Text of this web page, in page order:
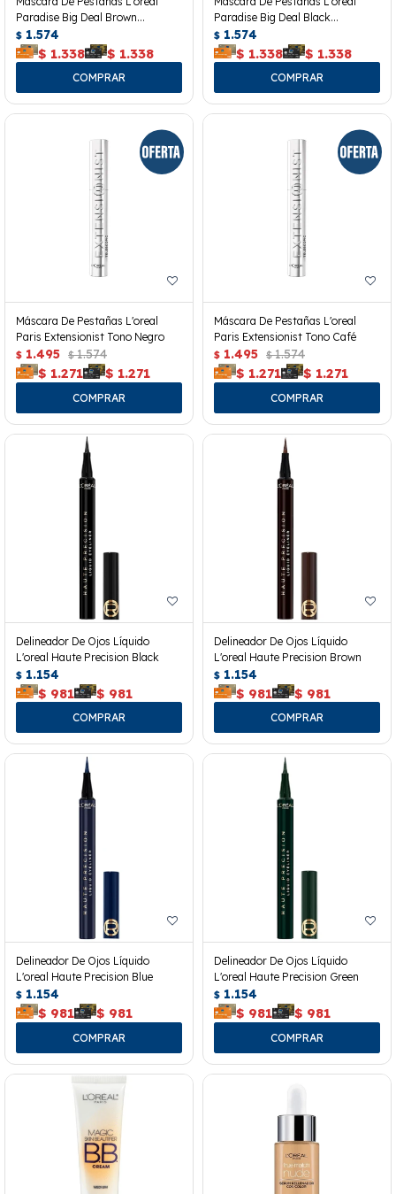
Paradise Big Deal Brown
Washeable
$ 1.574
$ 1.338 $ 1.338
Paradise Big Deal Black
Waterproof
$ 1.574
$ 1.338 $ 1.338
Máscara De Pestañas L'oreal
Paris Extensionist Tono Negro
$ 1.495 $ 1.574
$ 1.271 $ 1.271
Máscara De Pestañas L'oreal
Paris Extensionist Tono Café
$ 1.495 $ 1.574
$ 1.271 $ 1.271
Delineador De Ojos Líquido
L'oreal Haute Precision Black
$ 1.154
$ 981 $ 981
Delineador De Ojos Líquido
L'oreal Haute Precision Brown
$ 1.154
$ 981 $ 981
Delineador De Ojos Líquido
L'oreal Haute Precision Blue
$ 1.154
$ 981 $ 981
Delineador De Ojos Líquido
L'oreal Haute Precision Green
$ 1.154
$ 981 $ 981